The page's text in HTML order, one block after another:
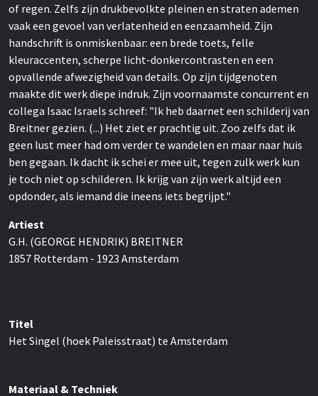
of regen. Zelfs zijn drukbevolkte pleinen en straten ademen
vaak een gevoel van verlatenheid en eenzaamheid. Zijn
handschrift is onmiskenbaar: een brede toets, felle
kleuraccenten, scherpe licht-donkercontrasten en een
opvallende afwezigheid van details. Op zijn tijdgenoten
maakte dit werk diepe indruk. Zijn voornaamste concurrent en
collega Isaac Israels schreef: "Ik heb daarnet een schilderij van
Breitner gezien. (...) Het ziet er prachtig uit. Zoo zelfs dat ik
geen lust meer had om verder te wandelen en maar naar huis
ben gegaan. Ik dacht ik schei er mee uit, tegen zulk werk kun
je toch niet op schilderen. Ik krijg van zijn werk altijd een
opdonder, als iemand die ineens iets begrijpt."
Artiest
G.H. (GEORGE HENDRIK) BREITNER
1857 Rotterdam - 1923 Amsterdam
Titel
Het Singel (hoek Paleisstraat) te Amsterdam
Materiaal & Techniek